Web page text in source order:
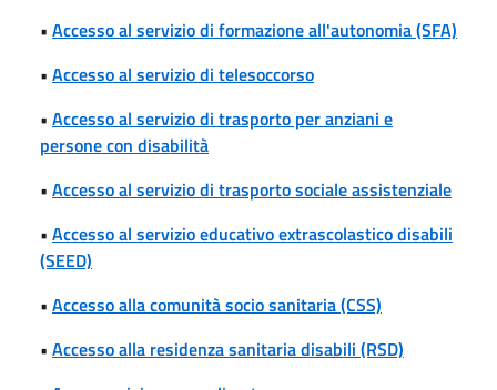
• Accesso al servizio di formazione all'autonomia (SFA)
• Accesso al servizio di telesoccorso
• Accesso al servizio di trasporto per anziani e
persone con disabilità
• Accesso al servizio di trasporto sociale assistenziale
• Accesso al servizio educativo extrascolastico disabili
(SEED)
• Accesso alla comunità socio sanitaria (CSS)
• Accesso alla residenza sanitaria disabili (RSD)